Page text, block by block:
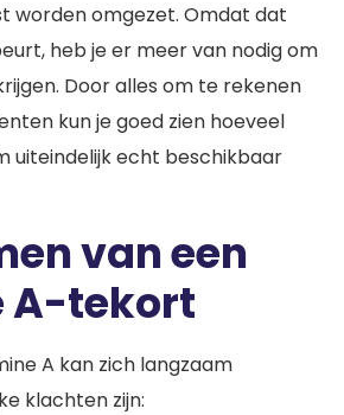
worden omgezet. Omdat dat
heb je er meer van nodig om
Door alles om te rekenen
kun je goed zien hoeveel
uiteindelijk echt beschikbaar
van een
A-tekort
A kan zich langzaam
klachten zijn: